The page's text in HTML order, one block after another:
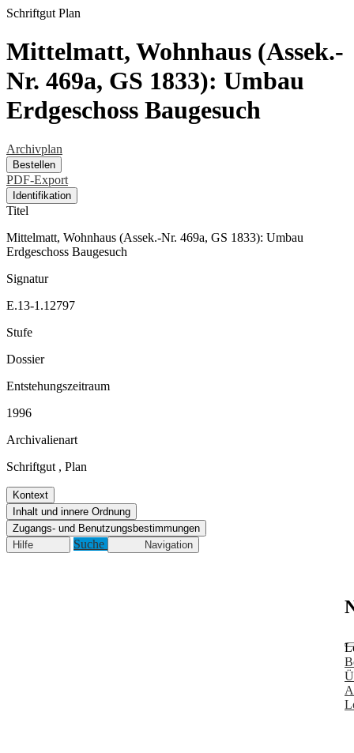
Schriftgut Plan
Mittelmatt, Wohnhaus (Assek.-
Nr. 469a, GS 1833): Umbau
Erdgeschoss Baugesuch
Archivplan
Bestellen
PDF-Export
Identifikation
Titel
Mittelmatt, Wohnhaus (Assek.-Nr. 469a, GS 1833): Umbau
Erdgeschoss Baugesuch
Signatur
E.13-1.12797
Stufe
Dossier
Entstehungszeitraum
1996
Archivalienart
Schriftgut , Plan
Kontext
Inhalt und innere Ordnung
Zugangs- und Benutzungsbestimmungen
Hilfe
Suche Navigation